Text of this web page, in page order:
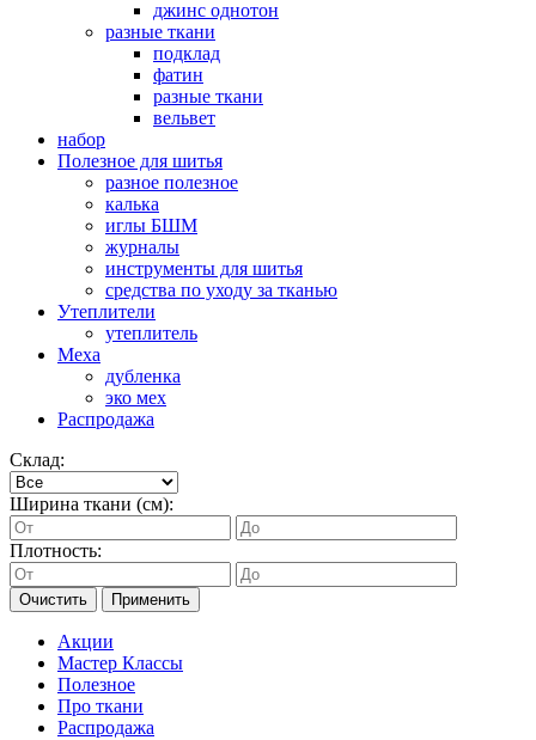
джинс однотон
разные ткани
подклад
фатин
разные ткани
вельвет
набор
Полезное для шитья
разное полезное
калька
иглы БШМ
журналы
инструменты для шитья
средства по уходу за тканью
Утеплители
утеплитель
Меха
дубленка
эко мех
Распродажа
Склад:
Ширина ткани (см):
Плотность:
Очистить Применить
Акции
Мастер Классы
Полезное
Про ткани
Распродажа